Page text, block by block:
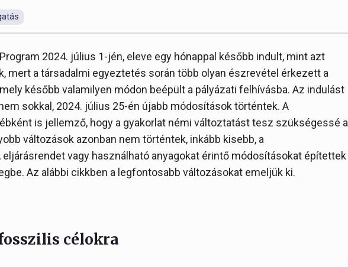
2024. július 1-jén, eleve egy hónappal később indult, mint azt
mert a társadalmi egyeztetés során több olyan észrevétel érkezett a
később valamilyen módon beépült a pályázati felhívásba. Az indulást
sokkal, 2024. július 25-én újabb módosítások történtek. A
is jellemző, hogy a gyakorlat némi változtatást tesz szükségessé a
változások azonban nem történtek, inkább kisebb, a
vagy használható anyagokat érintő módosításokat építettek
Az alábbi cikkben a legfontosabb változásokat emeljük ki.
célokra